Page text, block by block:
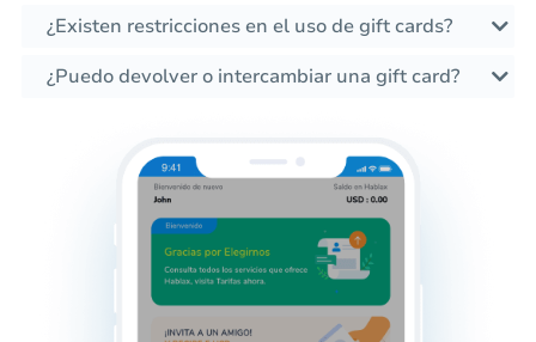
¿Existen restricciones en el uso de gift cards?
¿Puedo devolver o intercambiar una gift card?